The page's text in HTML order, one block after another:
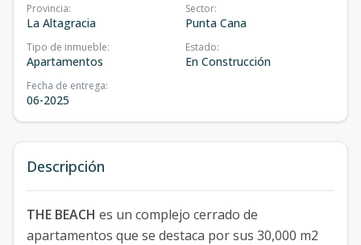
Provincia:
La Altagracia
Sector:
Punta Cana
Tipo de inmueble:
Apartamentos
Estado:
En Construcción
Fecha de entrega:
06-2025
Descripción
THE BEACH es un complejo cerrado de
apartamentos que se destaca por sus 30,000 m2